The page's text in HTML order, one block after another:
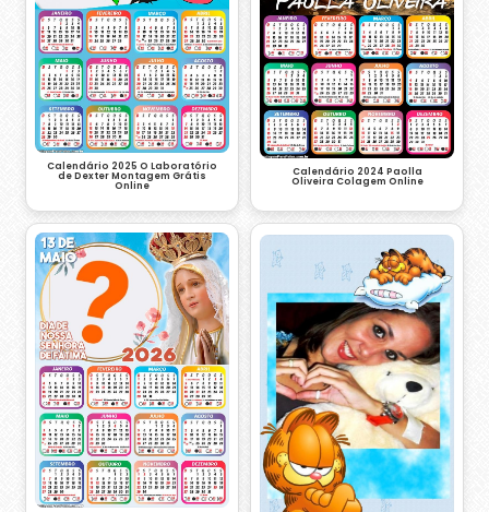
Calendário 2025 O Laboratório
de Dexter Montagem Grátis
Online
Calendário 2024 Paolla
Oliveira Colagem Online